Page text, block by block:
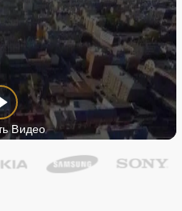
Видео